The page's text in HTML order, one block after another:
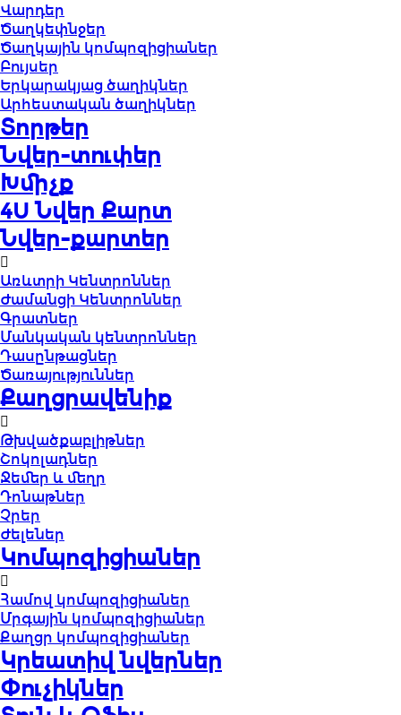
Վարդեր
Ծաղկեփնջեր
Ծաղկային կոմպոզիցիաներ
Բույսեր
Երկարակյաց ծաղիկներ
Արհեստական ծաղիկներ
Տորթեր
Նվեր-տուփեր
Խմիչք
4U Նվեր Քարտ
Նվեր-քարտեր
Առևտրի Կենտրոններ
Ժամանցի Կենտրոններ
Գրատներ
Մանկական կենտրոններ
Դասընթացներ
Ծառայություններ
Քաղցրավենիք
Թխվածքաբլիթներ
Շոկոլադներ
Ջեմեր և մեղր
Դոնաթներ
Չրեր
Ժելեներ
Կոմպոզիցիաներ
Համով կոմպոզիցիաներ
Մրգային կոմպոզիցիաներ
Քաղցր կոմպոզիցիաներ
Կրեատիվ նվերներ
Փուչիկներ